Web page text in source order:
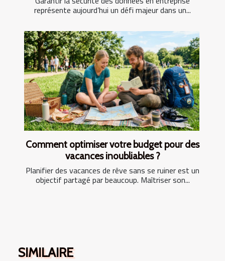
représente aujourd’hui un défi majeur dans un...
Comment optimiser votre budget pour des
vacances inoubliables ?
Planifier des vacances de rêve sans se ruiner est un
objectif partagé par beaucoup. Maîtriser son...
SIMILAIRE